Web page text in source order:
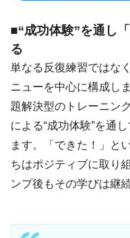
■“成功体験”を通し
る
単なる反復練習ではな
ニューを中心に構成し
題解決型のトレーニン
による“成功体験”を通
ます。「できた！」と
ちはポジティブに取り
ンプ後もその学びは継